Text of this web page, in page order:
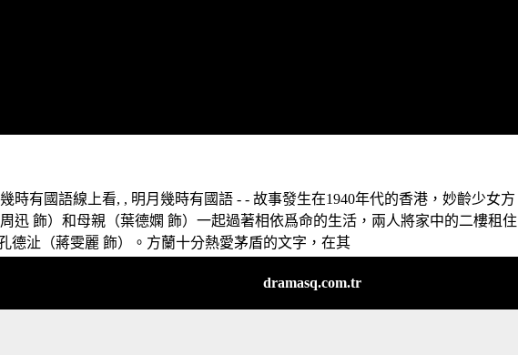
時有國語線上看, , 明月幾時有國語 - - 故事發生在1940年代的香港，妙齡少女方
迅 飾）和母親（葉德嫻 飾）一起過著相依爲命的生活，兩人將家中的二樓租住
德沚（蔣雯麗 飾）。方蘭十分熱愛茅盾的文字，在其
dramasq.com.tr